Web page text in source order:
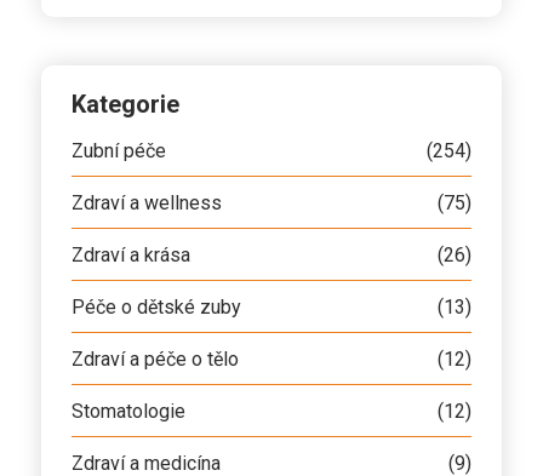
Kategorie
Zubní péče (254)
Zdraví a wellness (75)
Zdraví a krása (26)
Péče o dětské zuby (13)
Zdraví a péče o tělo (12)
Stomatologie (12)
Zdraví a medicína (9)